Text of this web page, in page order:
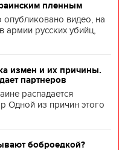
пленным
видео, на
армии русских убийц,
измен и их причины.
партнеров
распадается
Одной из причин этого
боброедкой?